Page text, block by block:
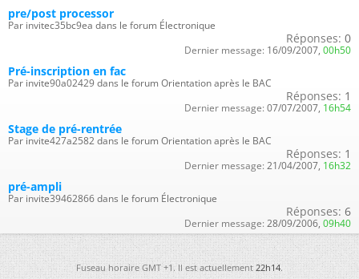
pre/post processor
Par invitec35bc9ea dans le forum Électronique
Réponses: 0
Dernier message: 16/09/2007, 00h50
Pré-inscription en fac
Par invite90a02429 dans le forum Orientation après le BAC
Réponses: 1
Dernier message: 07/07/2007, 16h54
Stage de pré-rentrée
Par invite427a2582 dans le forum Orientation après le BAC
Réponses: 1
Dernier message: 21/04/2007, 16h32
pré-ampli
Par invite39462866 dans le forum Électronique
Réponses: 6
Dernier message: 28/09/2006, 09h40
Fuseau horaire GMT +1. Il est actuellement22h14.